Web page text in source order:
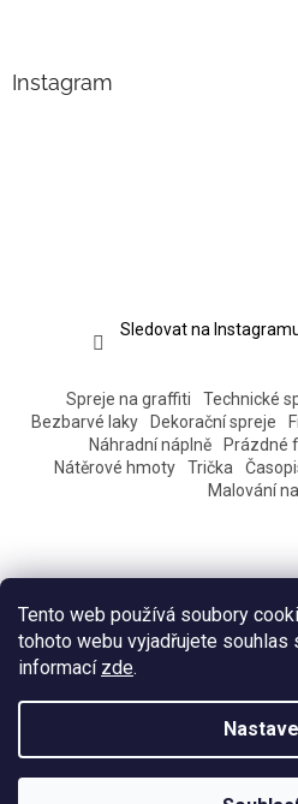
Tento web používá soubory
tohoto webu vyjadřujete souhlas
informací zde.
Instagram
Sledovat na
Spreje na graffiti Technické
Bezbarvé laky
Dekorační spreje
Náhradní náplně
Prázdné
Nátěrové hmoty
Trička
Malování